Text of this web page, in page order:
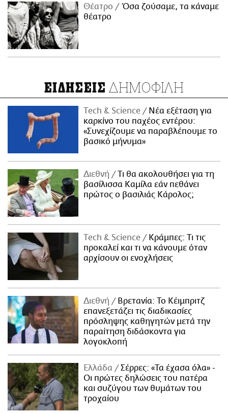
Θέατρο
Όσα ζούσαμε, τα κάναμε
θέατρο
ΕΙΔΗΣΕΙΣ ΔΗΜΟΦΙΛΗ
Τech & Science
Νέα εξέταση για
καρκίνο του παχέος εντέρου:
«Συνεχίζουμε να παραβλέπουμε το
βασικό μήνυμα»
Διεθνή
Τι θα ακολουθήσει για τη
βασίλισσα Καμίλα εάν πεθάνει
πρώτος ο βασιλιάς Κάρολος;
Τech & Science
Κράμπες: Τι τις
προκαλεί και τι να κάνουμε όταν
αρχίσουν οι ενοχλήσεις
Διεθνή
Βρετανία: Το Κέιμπριτζ
επανεξετάζει τις διαδικασίες
πρόσληψης καθηγητών μετά την
παραίτηση διδάσκοντα για
λογοκλοπή
Ελλάδα
Σέρρες: «Τα έχασα όλα» -
Οι πρώτες δηλώσεις του πατέρα
και συζύγου των θυμάτων του
τροχαίου